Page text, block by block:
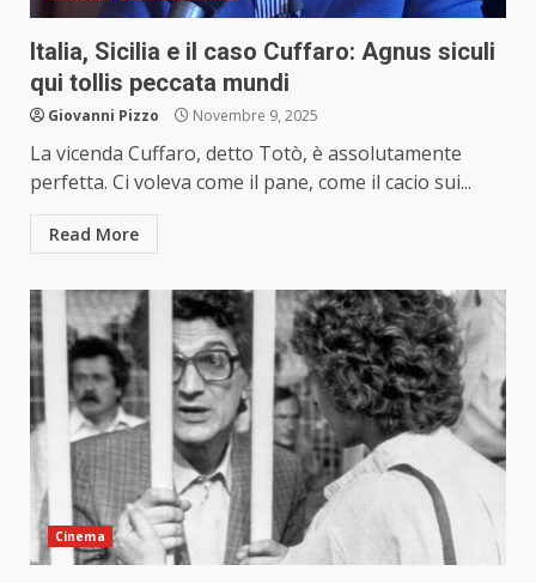
Italia, Sicilia e il caso Cuffaro: Agnus siculi
qui tollis peccata mundi
Giovanni Pizzo Novembre 9, 2025
La vicenda Cuffaro, detto Totò, è assolutamente
perfetta. Ci voleva come il pane, come il cacio sui...
Read More
Cinema